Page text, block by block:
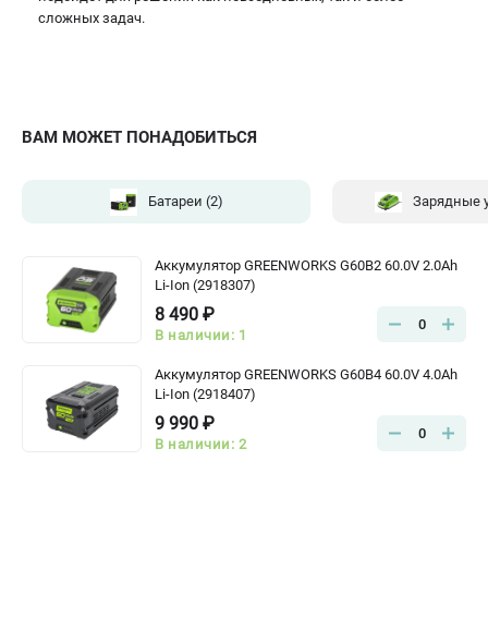
ВАМ МОЖЕТ ПОНАДОБИТЬСЯ
Батареи (2) Зарядные
Аккумулятор GREENWORKS G60B2 60.0V 2.0Ah
Li-Ion (2918307)
8 490 ₽
В наличии: 1
0
Аккумулятор GREENWORKS G60B4 60.0V 4.0Ah
Li-Ion (2918407)
9 990 ₽
В наличии: 2
0
сложных задач.